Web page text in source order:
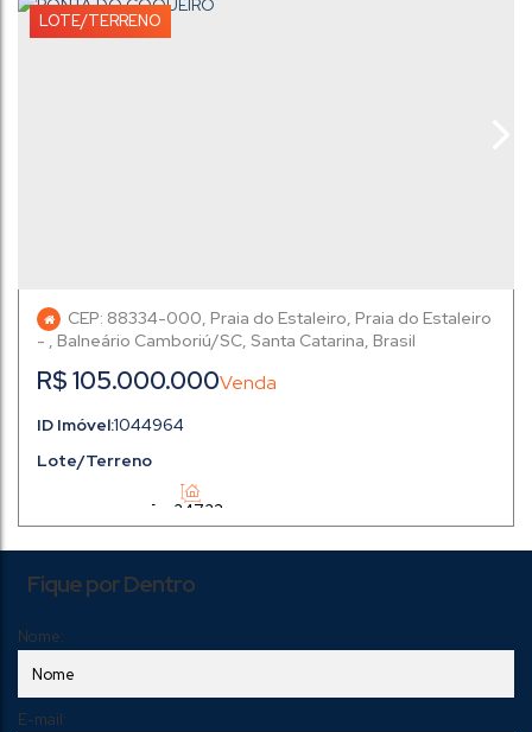
LOTE/TERRENO
Lote/Terreno
R$105.000.000
1044964
CEP: 88334-000, Praia do Estaleiro, Praia do Estaleiro
, Balneário Camboriú , Santa Catarina, Brasil
25 ~ 24723m²
Fique por Dentro
Nome:
E-mail: